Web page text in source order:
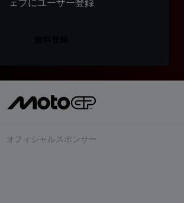
ェブにユーザー登録
オフィシャルスポンサー